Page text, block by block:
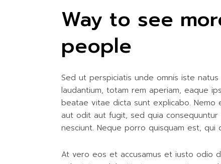
Way to see
people
Sed ut perspiciatis unde omnis iste
laudantium, totam rem aperiam, eaque
beatae vitae dicta sunt explicabo. Nemo
aut odit aut fugit, sed quia
nesciunt. Neque porro quisquam est, qui
At vero eos et accusamus et iusto odio